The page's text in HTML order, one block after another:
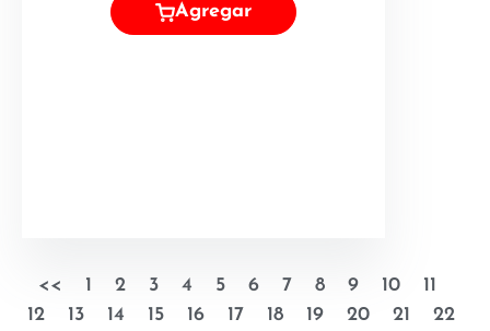
Agregar
<< 1 2 3 4 5 6 7 8 9 10
11
12
13 14 15 16 17 18 19 20 21
22